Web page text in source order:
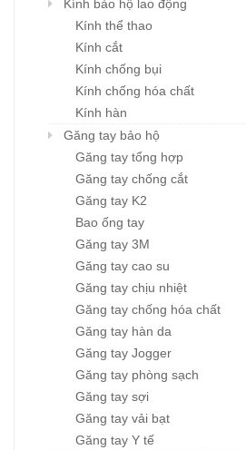
Kính bảo hộ lao động
Kính thể thao
Kính cắt
Kính chống bụi
Kính chống hóa chất
Kính hàn
Găng tay bảo hộ
Găng tay tổng hợp
Găng tay chống cắt
Găng tay K2
Bao ống tay
Găng tay 3M
Găng tay cao su
Găng tay chịu nhiệt
Găng tay chống hóa chất
Găng tay hàn da
Găng tay Jogger
Găng tay phòng sạch
Găng tay sợi
Găng tay vải bạt
Găng tay Y tế